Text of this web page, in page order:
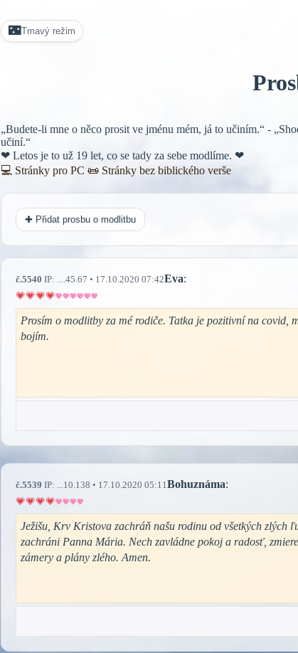
🌃Tmavý režim
„Budete-li mne o něco prosit ve jménu mém, já to učiním.“ -
učiní.“
❤ Letos je to už 19 let, co se tady za sebe modlíme. ❤
💻 Stránky pro PC 📜 Stránky bez biblického verše
✚ Přidat prosbu o modlitbu
č.5540 IP: ....45.67 • 17.10.2020 07:42Eva:
Prosím o modlitby za mé rodiče. Tatka je pozitivní na covid,
bojím.
č.5539 IP: ...10.138 • 17.10.2020 05:11 Bohuznáma:
Ježišu, Krv Kristova zachráň našu rodinu od všetkých zlých
zachráni Panna Mária. Nech zavládne pokoj a radosť,
zámery a plány zlého. Amen.